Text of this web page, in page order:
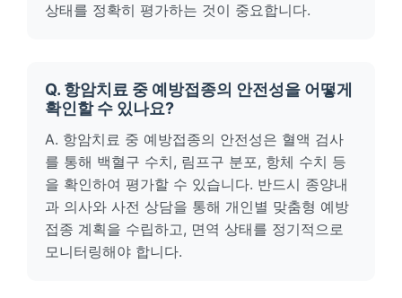
상태를 정확히 평가하는 것이 중요합니다.
Q. 항암치료 중 예방접종의 안전성을 어떻게
확인할 수 있나요?
A. 항암치료 중 예방접종의 안전성은 혈액 검사
를 통해 백혈구 수치, 림프구 분포, 항체 수치 등
을 확인하여 평가할 수 있습니다. 반드시 종양내
과 의사와 사전 상담을 통해 개인별 맞춤형 예방
접종 계획을 수립하고, 면역 상태를 정기적으로
모니터링해야 합니다.